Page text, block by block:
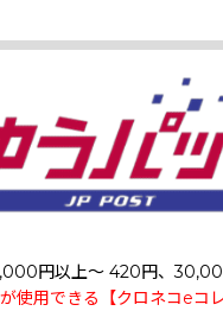
円以上～ 420円、
用できる【クロネコeコ